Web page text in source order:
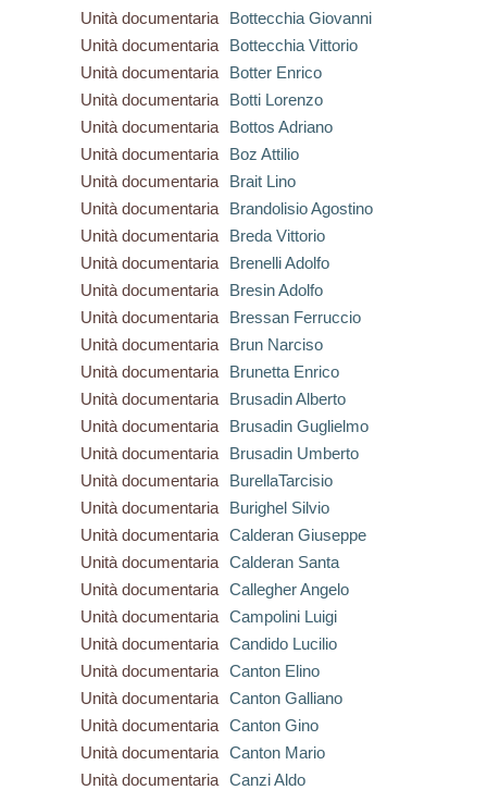
Unità documentaria
Bottecchia Giovanni
Unità documentaria
Bottecchia Vittorio
Unità documentaria
Botter Enrico
Unità documentaria
Botti Lorenzo
Unità documentaria
Bottos Adriano
Unità documentaria
Boz Attilio
Unità documentaria
Brait Lino
Unità documentaria
Brandolisio Agostino
Unità documentaria
Breda Vittorio
Unità documentaria
Brenelli Adolfo
Unità documentaria
Bresin Adolfo
Unità documentaria
Bressan Ferruccio
Unità documentaria
Brun Narciso
Unità documentaria
Brunetta Enrico
Unità documentaria
Brusadin Alberto
Unità documentaria
Brusadin Guglielmo
Unità documentaria
Brusadin Umberto
Unità documentaria
BurellaTarcisio
Unità documentaria
Burighel Silvio
Unità documentaria
Calderan Giuseppe
Unità documentaria
Calderan Santa
Unità documentaria
Callegher Angelo
Unità documentaria
Campolini Luigi
Unità documentaria
Candido Lucilio
Unità documentaria
Canton Elino
Unità documentaria
Canton Galliano
Unità documentaria
Canton Gino
Unità documentaria
Canton Mario
Unità documentaria
Canzi Aldo